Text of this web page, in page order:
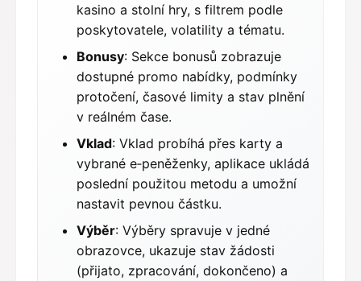
kasino a stolní hry, s filtrem podle
poskytovatele, volatility a tématu.
Bonusy: Sekce bonusů zobrazuje
dostupné promo nabídky, podmínky
protočení, časové limity a stav plnění
v reálném čase.
Vklad: Vklad probíhá přes karty a
vybrané e‑peněženky, aplikace ukládá
poslední použitou metodu a umožní
nastavit pevnou částku.
Výběr: Výběry spravuje v jedné
obrazovce, ukazuje stav žádosti
(přijato, zpracování, dokončeno) a